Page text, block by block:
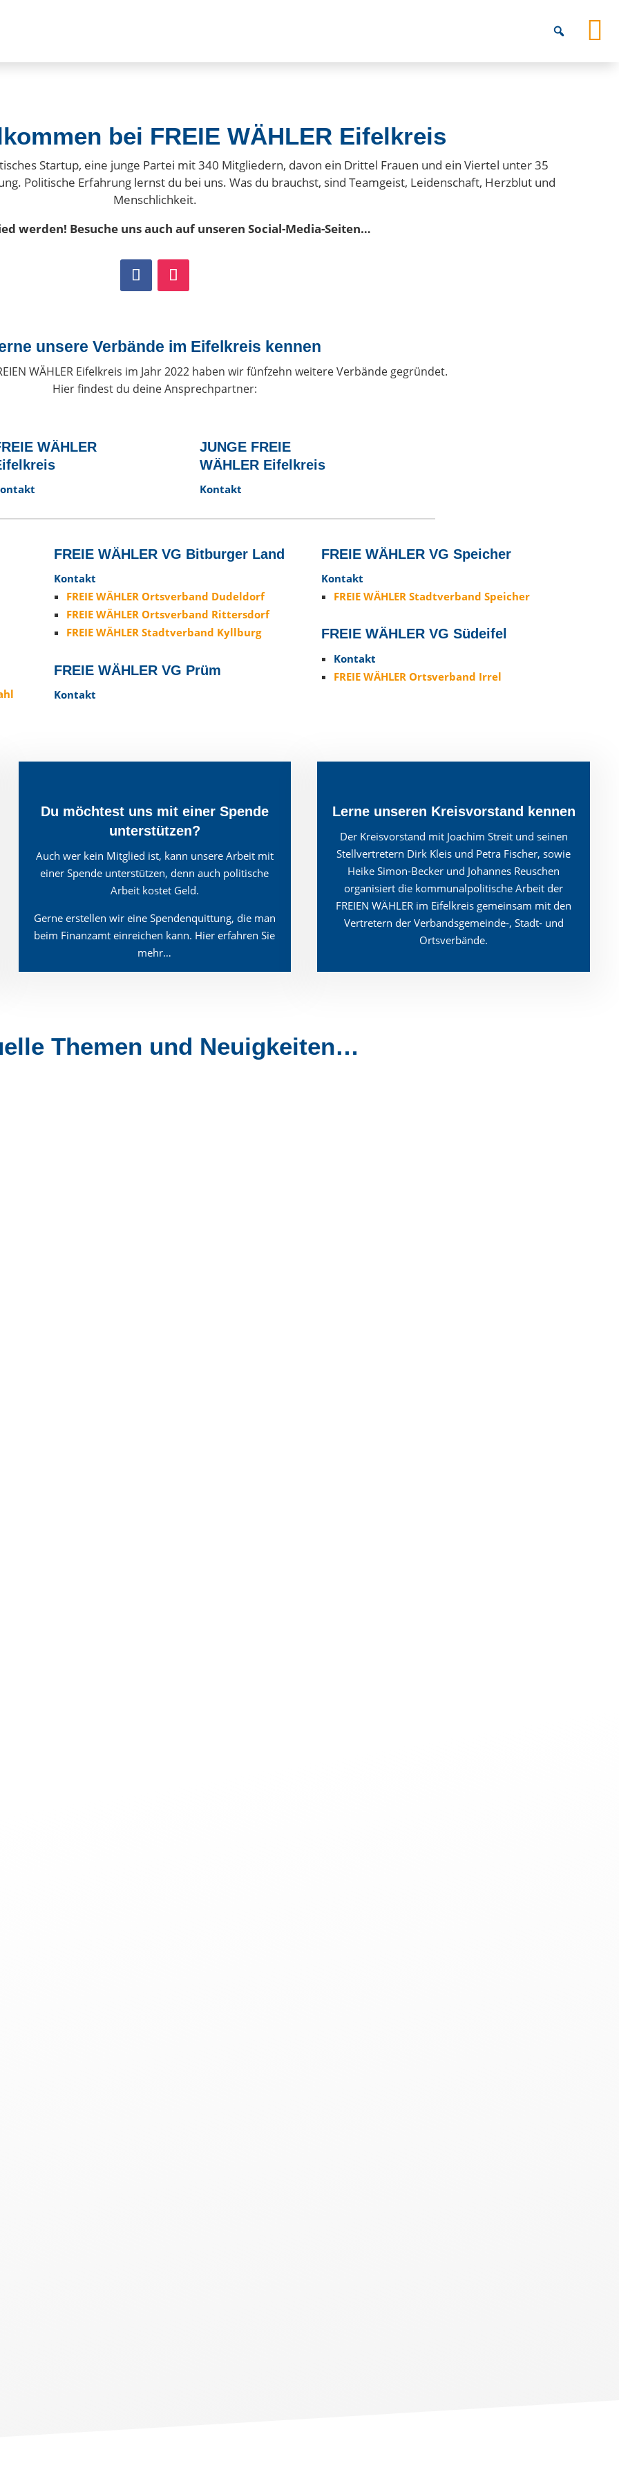
bei FREIE WÄHLER Eifelkreis
Startup, eine junge Partei mit340 Mitgliedern, davon ein Drittel Frauen und ein Viertel unter 35
. Politische Erfahrung lernst du bei uns. Was du brauchst, sind Teamgeist, Leidenschaft, Herzblut und
Menschlichkeit.
werden! Besuche uns auch auf unseren Social-Media-Seiten…
unsere Verbände im Eifelkreis kennen
WÄHLER Eifelkreis im Jahr 2022 haben wir fünfzehn weitere Verbände gegründet.
Hier findest du deine Ansprechpartner:
WÄHLER
JUNGE FREIE
WÄHLER Eifelkreis
Kontakt
FREIE WÄHLER VG Bitburger Land
Kontakt
FREIE WÄHLER Ortsverband Dudeldorf
FREIE WÄHLER Ortsverband Rittersdorf
FREIE WÄHLER Stadtverband Kyllburg
FREIE WÄHLER VG Prüm
Kontakt
FREIE WÄHLER VG Speicher
Kontakt
FREIE WÄHLER Stadtverband Speicher
FREIE WÄHLER VG Südeifel
Kontakt
FREIE WÄHLER Ortsverband Irrel
Du möchtest uns mit einer Spende
unterstützen?
Auch wer kein Mitglied ist, kann unsere Arbeit mit
einer Spende unterstützen, denn auch politische
Arbeit kostet Geld.
Gerne erstellen wir eine Spendenquittung, die man
beim Finanzamt einreichen kann. Hier erfahren Sie
mehr…
Lerne unseren Kreisvorstand kennen
Der Kreisvorstand mit Joachim Streit und seinen
Stellvertretern Dirk Kleis und Petra Fischer, sowie
Heike Simon-Becker und Johannes Reuschen
organisiert die kommunalpolitische Arbeit der
FREIEN WÄHLER im Eifelkreis gemeinsam mit den
Vertretern der Verbandsgemeinde-, Stadt- und
Ortsverbände.
Themen und Neuigkeiten…